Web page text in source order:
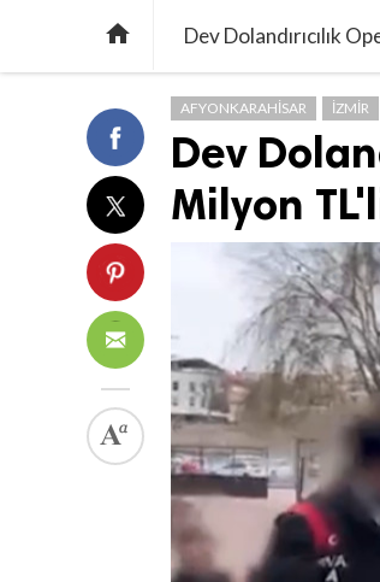
 Dev Dolandırıcılık
AFYONKARAHISAR İZMIR
Dev
Milyon